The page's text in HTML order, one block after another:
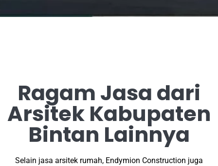
Ragam Jasa dari
Arsitek Kabupaten
Bintan Lainnya
Selain jasa arsitek rumah, Endymion Construction juga